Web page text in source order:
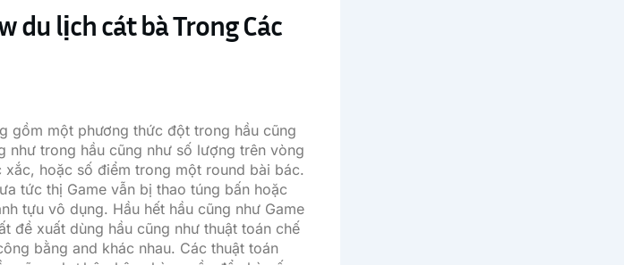
du lịch cát bà Trong Các
gồm một phương thức đột trong hầu cũng
như trong hầu cũng như số lượng trên vòng
hoặc số điểm trong một round bài bác.
tức thị Game vẫn bị thao túng bấn hoặc
tựu vô dụng. Hầu hết hầu cũng như Game
đề xuất dùng hầu cũng như thuật toán chế
bằng and khác nhau. Các thuật toán